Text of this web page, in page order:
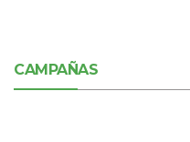
CAMPAÑAS